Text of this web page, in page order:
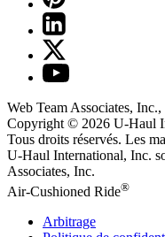
Web Team Associates,
Copyright © 2026 U-Haul
Tous droits réservés. Les
U-Haul International, Inc.
Associates, Inc.
Air-Cushioned Ride®
Arbitrage